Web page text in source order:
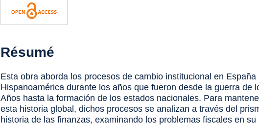
Résumé
Esta obra aborda los procesos de cambio institucional en España
Hispanoamérica durante los años que fueron desde la guerra de
Años hasta la formación de los estados nacionales. Para
esta historia global, dichos procesos se analizan a través del
historia de las finanzas, examinando los problemas fiscales en su